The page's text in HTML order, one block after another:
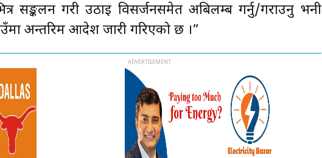
सङ्कलन गरी उठाइ विसर्जनसमेत अबिलम्ब गर्नु/गराउनु भनी
अन्तरिम आदेश जारी गरिएको छ ।”